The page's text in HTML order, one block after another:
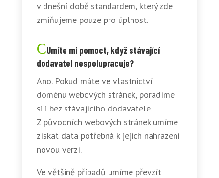
v dnešní době standardem, který zde
zmiňujeme pouze pro úplnost.
Umíte mi pomoct, když stávající
dodavatel nespolupracuje?
Ano. Pokud máte ve vlastnictví
doménu webových stránek, poradíme
si i bez stávajícího dodavatele.
Z původních webových stránek umíme
získat data potřebná k jejich nahrazení
novou verzí.
Ve většině případů umíme převzít